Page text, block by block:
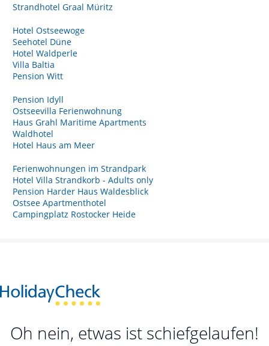
Strandhotel Graal Müritz
Hotel Ostseewoge
Seehotel Düne
Hotel Waldperle
Villa Baltia
Pension Witt
Pension Idyll
Ostseevilla Ferienwohnung
Haus Grahl Maritime Apartments
Waldhotel
Hotel Haus am Meer
Ferienwohnungen im Strandpark
Hotel Villa Strandkorb - Adults only
Pension Harder Haus Waldesblick
Ostsee Apartmenthotel
Campingplatz Rostocker Heide
Oh nein, etwas ist schiefgelaufen!